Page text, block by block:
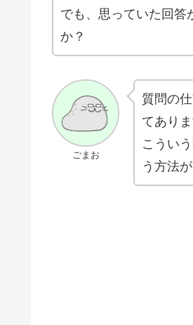
でも、思っていた回答
か？
ごまお
質問の
てあり
こうい
う方法